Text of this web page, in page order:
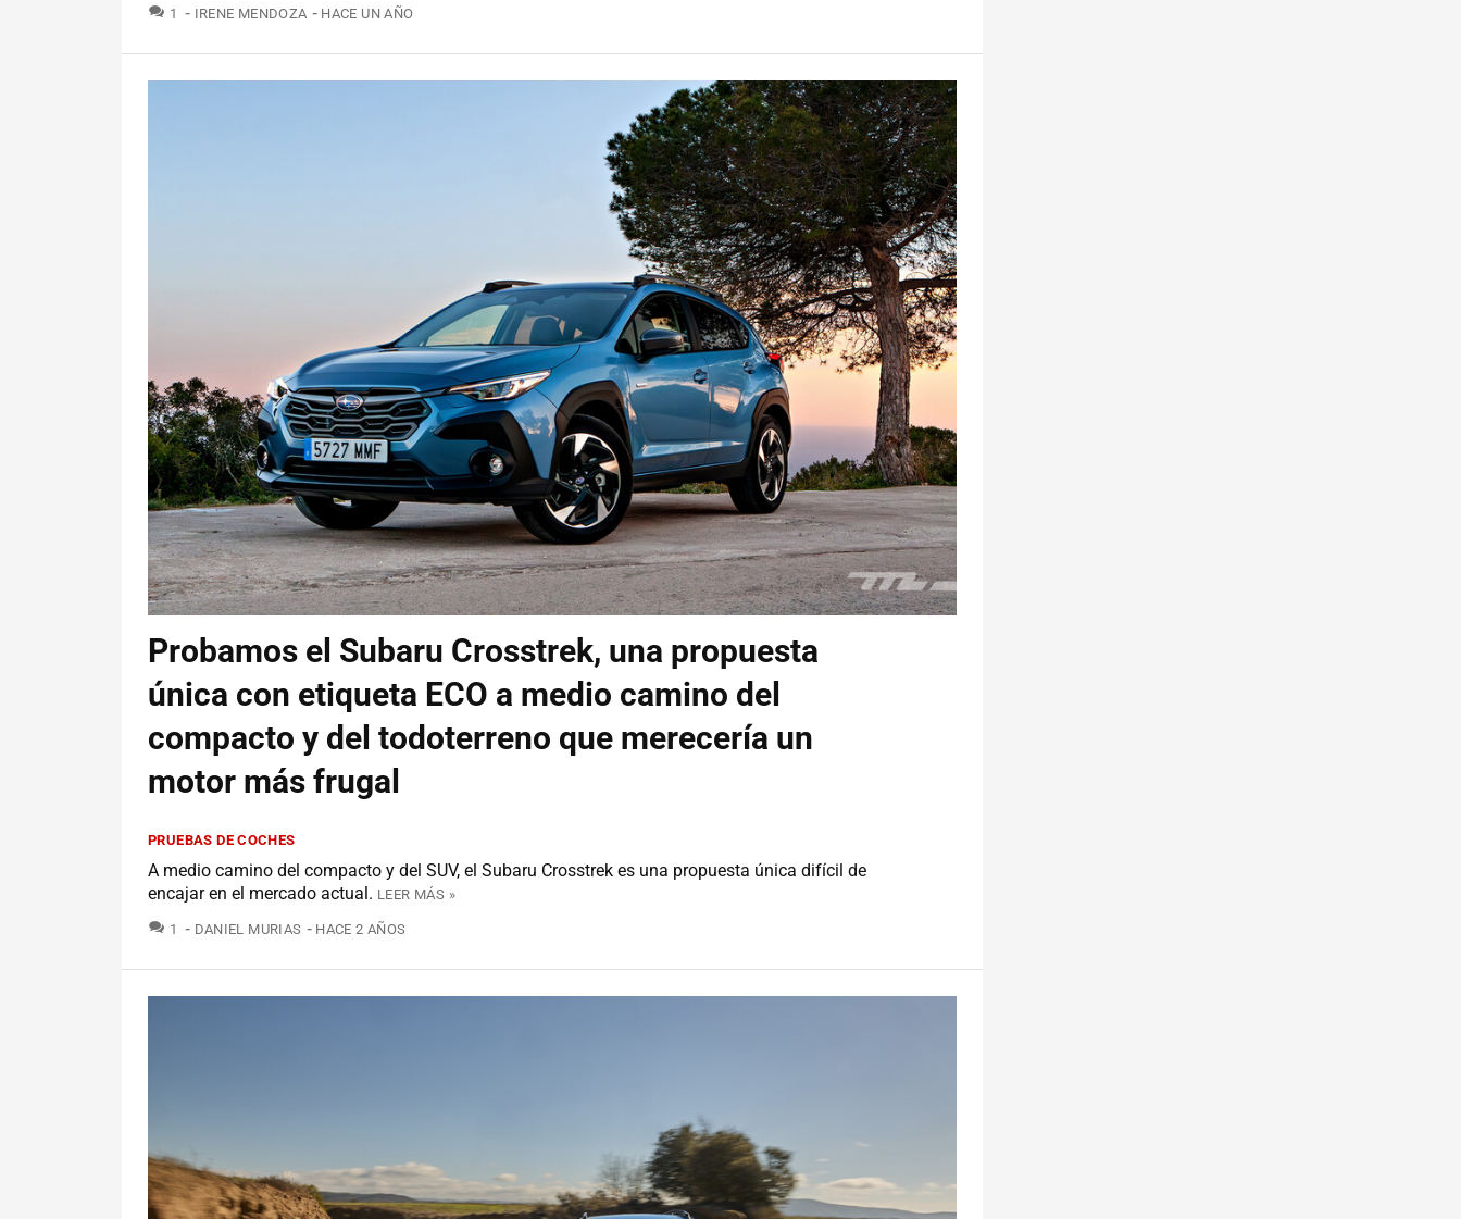
1 COMENTARIOS
IRENE MENDOZA HACE UN AÑO
Probamos el Subaru Crosstrek, una propuesta
única con etiqueta ECO a medio camino del
compacto y del todoterreno que merecería un
motor más frugal
PRUEBAS DE COCHES
A medio camino del compacto y del SUV, el Subaru Crosstrek es una propuesta única difícil de
encajar en el mercado actual. LEER MÁS »
1 COMENTARIOS
DANIEL MURIAS HACE 2 AÑOS